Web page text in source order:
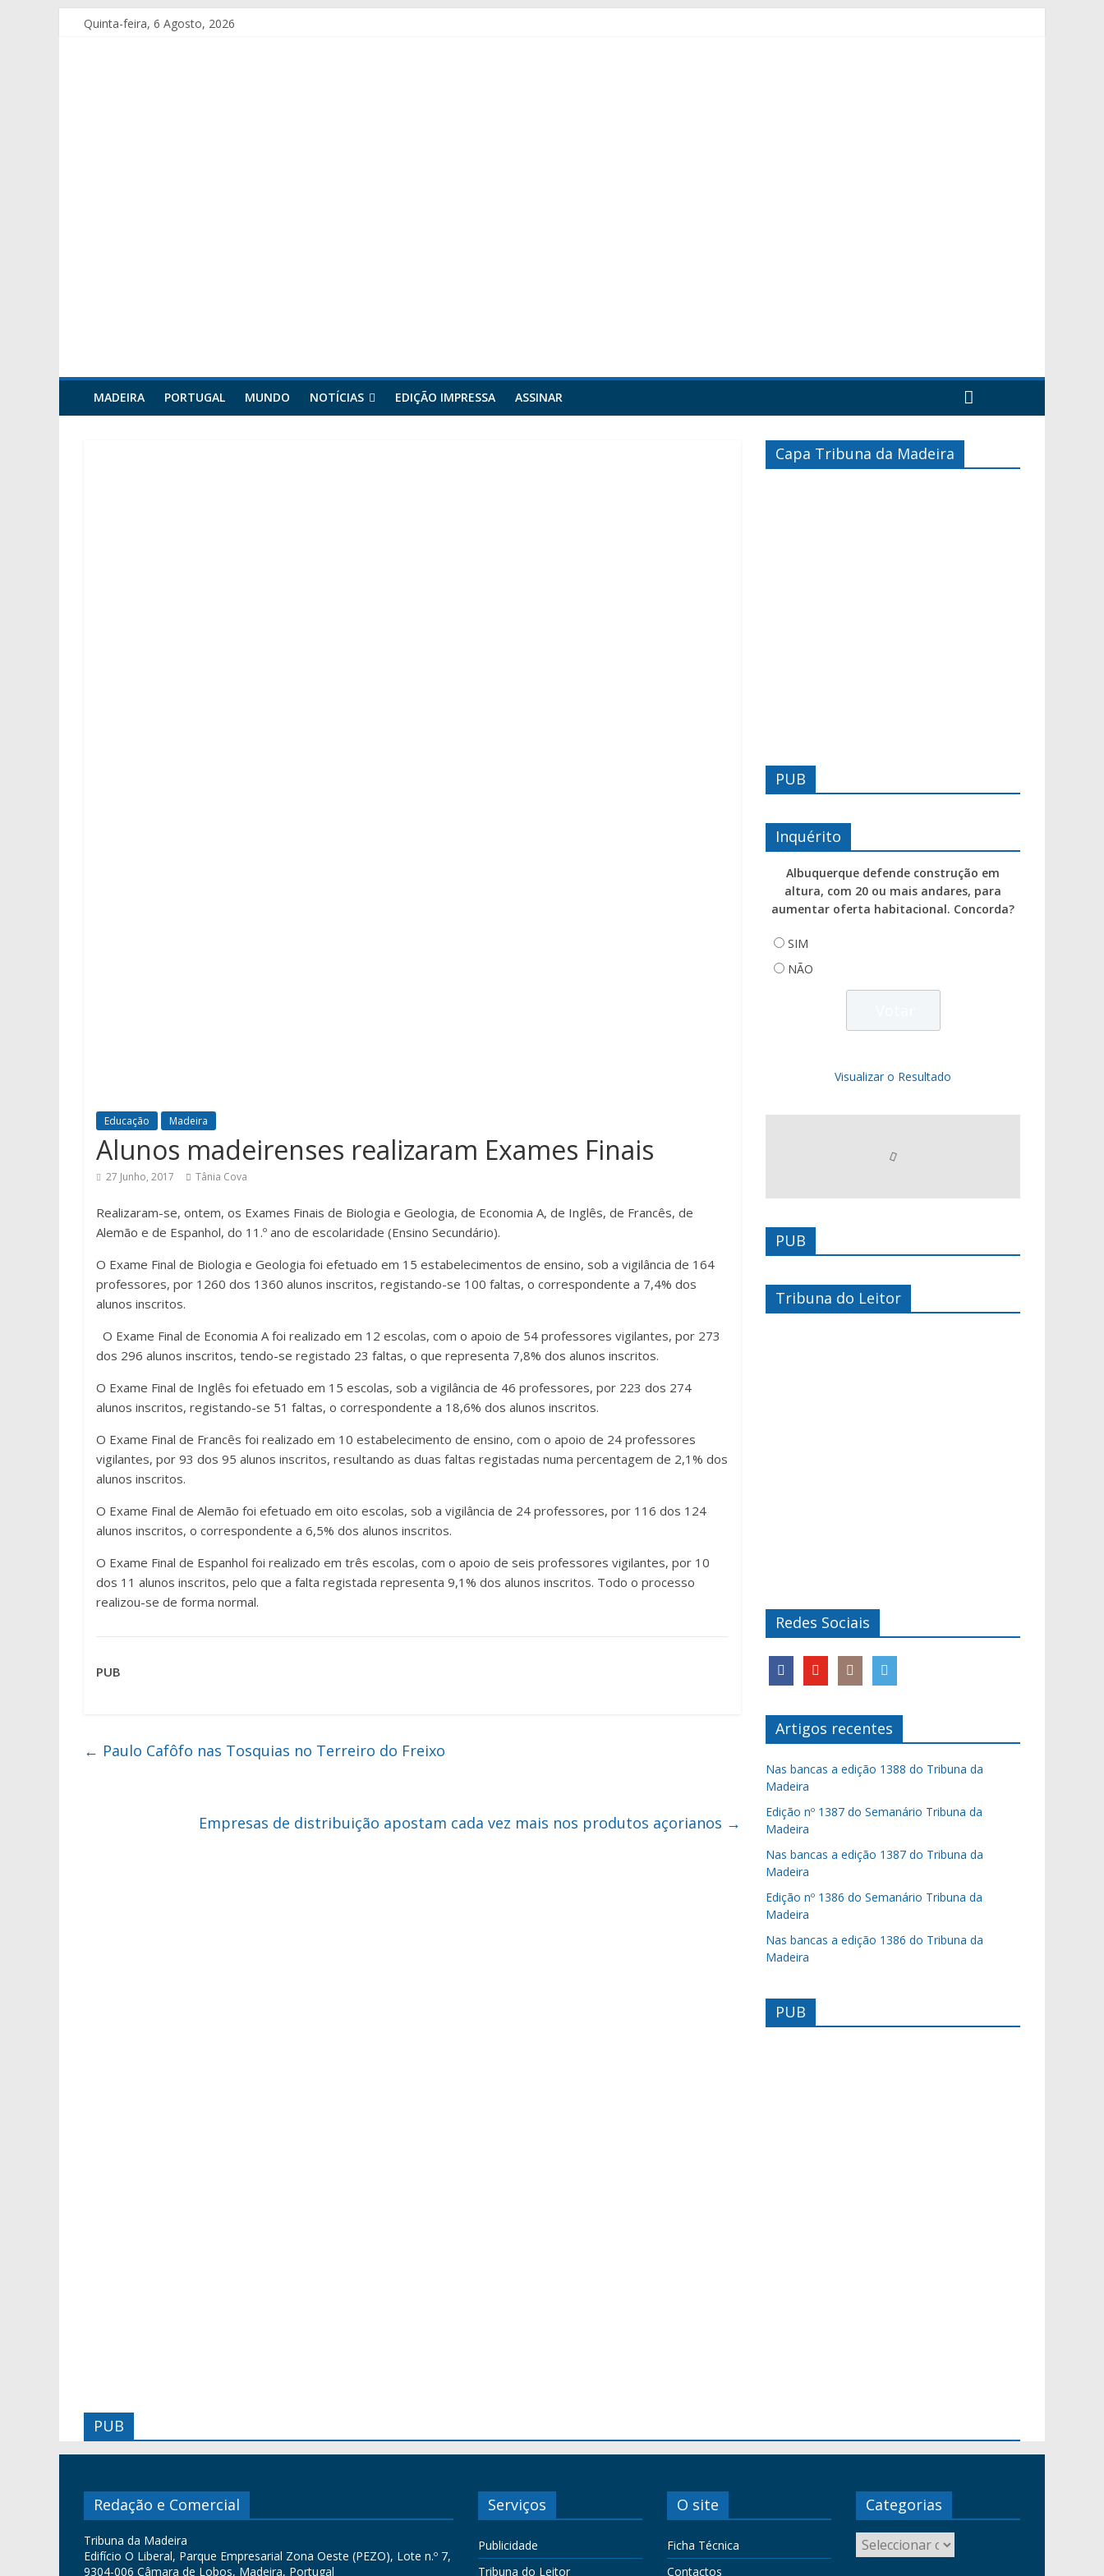
Quinta-feira, 6 Agosto, 2026
MADEIRA PORTUGAL MUNDO NOTÍCIAS EDIÇÃO IMPRESSA ASSINAR
Educação Madeira
Alunos madeirenses realizaram Exames Finais
27 Junho, 2017 Tânia Cova
Realizaram-se, ontem, os Exames Finais de Biologia e Geologia, de Economia A, de Inglês, de Francês, de
Alemão e de Espanhol, do 11.º ano de escolaridade (Ensino Secundário).
O Exame Final de Biologia e Geologia foi efetuado em 15 estabelecimentos de ensino, sob a vigilância de 164
professores, por 1260 dos 1360 alunos inscritos, registando-se 100 faltas, o correspondente a 7,4% dos
alunos inscritos.
O Exame Final de Economia A foi realizado em 12 escolas, com o apoio de 54 professores vigilantes, por 273
dos 296 alunos inscritos, tendo-se registado 23 faltas, o que representa 7,8% dos alunos inscritos.
O Exame Final de Inglês foi efetuado em 15 escolas, sob a vigilância de 46 professores, por 223 dos 274
alunos inscritos, registando-se 51 faltas, o correspondente a 18,6% dos alunos inscritos.
O Exame Final de Francês foi realizado em 10 estabelecimento de ensino, com o apoio de 24 professores
vigilantes, por 93 dos 95 alunos inscritos, resultando as duas faltas registadas numa percentagem de 2,1% dos
alunos inscritos.
O Exame Final de Alemão foi efetuado em oito escolas, sob a vigilância de 24 professores, por 116 dos 124
alunos inscritos, o correspondente a 6,5% dos alunos inscritos.
O Exame Final de Espanhol foi realizado em três escolas, com o apoio de seis professores vigilantes, por 10
dos 11 alunos inscritos, pelo que a falta registada representa 9,1% dos alunos inscritos. Todo o processo
realizou-se de forma normal.
PUB
← Paulo Cafôfo nas Tosquias no Terreiro do Freixo
Empresas de distribuição apostam cada vez mais nos produtos açorianos →
Capa Tribuna da Madeira
PUB
Inquérito
Albuquerque defende construção em
altura, com 20 ou mais andares, para
aumentar oferta habitacional. Concorda?
SIM
NÃO
Visualizar o Resultado
PUB
Tribuna do Leitor
Redes Sociais
Artigos recentes
Nas bancas a edição 1388 do Tribuna da
Madeira
Edição nº 1387 do Semanário Tribuna da
Madeira
Nas bancas a edição 1387 do Tribuna da
Madeira
Edição nº 1386 do Semanário Tribuna da
Madeira
Nas bancas a edição 1386 do Tribuna da
Madeira
PUB
PUB
Redação e Comercial
Tribuna da Madeira
Edifício O Liberal, Parque Empresarial Zona Oeste (PEZO), Lote n.º 7,
9304-006 Câmara de Lobos, Madeira, Portugal
Serviços
Publicidade
Tribuna do Leitor
O site
Ficha Técnica
Contactos
Categorias